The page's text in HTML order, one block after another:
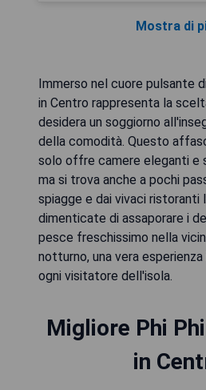
Mostra di
Immerso nel cuore pulsante
in Centro rappresenta la
desidera un soggiorno
della comodità. Questo
solo offre camere eleganti e
ma si trova anche a pochi
spiagge e dai vivaci ristoranti
dimenticate di assaporare i
pesce freschissimo nella
notturno, una vera
ogni visitatore dell'isola.
Migliore Phi
in